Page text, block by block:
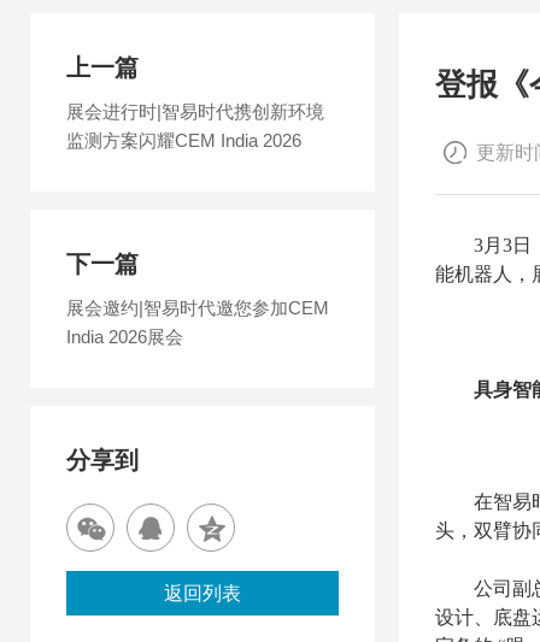
登报《
更新时
3月3日
能机器人，
具身智
在智易
头，双臂协
公司副
设计、底盘
上一篇
展会进行时|智易时代携创新环境
监测方案闪耀CEM India 2026
下一篇
展会邀约|智易时代邀您参加CEM
India 2026展会
分享到
返回列表